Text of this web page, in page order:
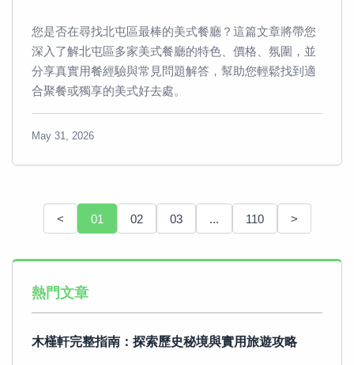
您是否在尋找北屯區最棒的美式餐廳？這篇文章將帶您
深入了解北屯區多家美式餐廳的特色、價格、氛圍，並
分享真實用餐經驗與常見問題解答，幫助您輕鬆找到適
合聚餐或獨享的美式好去處。
May 31, 2026
< 01 02 03 ... 110 >
熱門文章
木槿軒完整指南：探索歷史秘境與實用旅遊攻略